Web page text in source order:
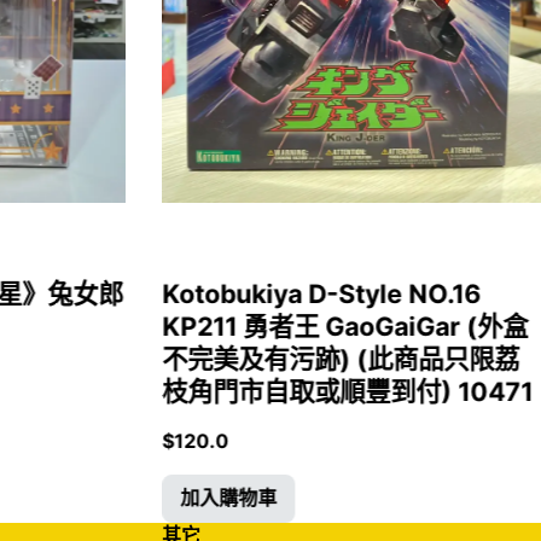
》兔女郎
Kotobukiya D-Style NO.16
KP211 勇者王 GaoGaiGar (外盒
不完美及有污跡) (此商品只限荔
枝角門市自取或順豐到付) 10471
$120.0
加入購物車
其它